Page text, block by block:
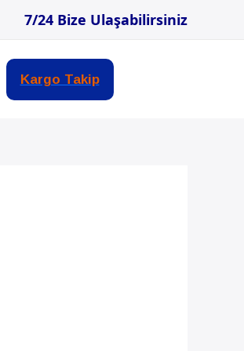
7/24 Bize Ulaşabilirsiniz
Kargo Takip